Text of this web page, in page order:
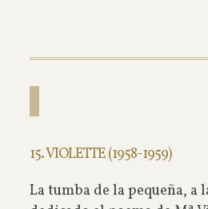
15. VIOLETTE (1958-1959)
La tumba de la pequeña, a